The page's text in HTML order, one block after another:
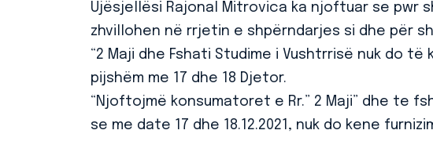
Ujësjellësi Rajonal Mitrovica ka njoftuar se pwr
zhvillohen në rrjetin e shpërndarjes si dhe për
“2 Maji dhe Fshati Studime i Vushtrrisë nuk do të
pijshëm me 17 dhe 18 Djetor.
“Njoftojmë konsumatoret e Rr.” 2 Maji” dhe te
se me date 17 dhe 18.12.2021, nuk do kene